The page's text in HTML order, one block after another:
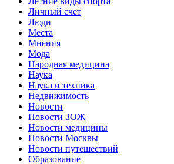
Личный счет
Люди
Места
Мнения
Мода
Народная медицина
Наука
Наука и техника
Недвижимость
Новости
Новости ЗОЖ
Новости медицины
Новости Москвы
Новости путешествий
Образование